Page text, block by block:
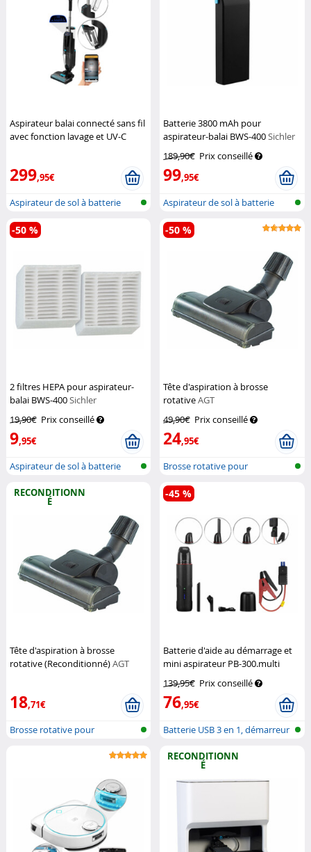
Aspirateur balai connecté sans fil
avec fonction lavage et UV-C
299,95€
Aspirateur de sol à batterie
avec n...
Batterie 3800 mAh pour
aspirateur-balai BWS-400Sichler
189,90€ Prix conseillé
99,95€
Aspirateur de sol à batterie
avec n...
2 filtres HEPA pour aspirateur-
balai BWS-400Sichler
19,90€ Prix conseillé
9,95€
-50 %
Aspirateur de sol à batterie
Tête d'aspiration à brosse
rotativeAGT
49,90€ Prix conseillé
24,95€
-50 %
Brosse rotative pour
aspirateur
RECONDITIONN
É
Tête d'aspiration à brosse
rotative (Reconditionné)AGT
18,71€
Brosse rotative pour
Batterie d'aide au démarrage et
mini aspirateur PB-300.multi
139,95€ Prix conseillé
76,95€
-45 %
Batterie USB 3 en 1, démarreur
RECONDITIONN
É